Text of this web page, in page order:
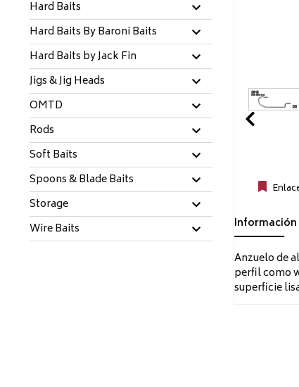
Hard Baits
Hard Baits By Baroni Baits
Hard Baits by Jack Fin
Jigs & Jig Heads
OMTD
Rods
Soft Baits
Spoons & Blade Baits
Storage
Wire Baits
Anzuelo de
perfil como
superficie